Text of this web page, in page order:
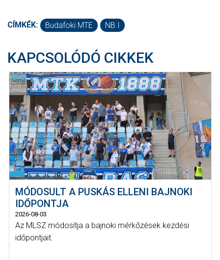
CÍMKÉK: Budafoki MTE NB I
KAPCSOLÓDÓ CIKKEK
MÓDOSULT A PUSKÁS ELLENI BAJNOKI
IDŐPONTJA
2026-08-03
Az MLSZ módosítja a bajnoki mérkőzések kezdési
időpontjait.